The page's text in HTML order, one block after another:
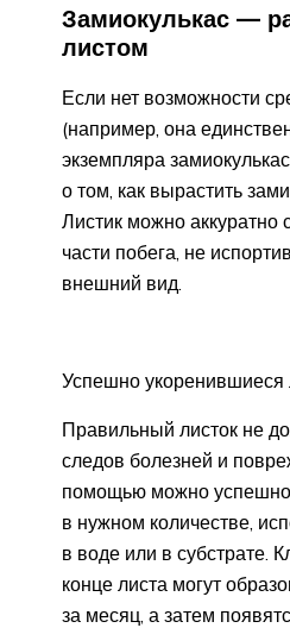
Замиокулькас —
листом
Если нет возможности
(например, она
экземпляра
о том, как вырастить
Листик можно аккуратно
части побега, не
внешний вид.
Успешно укоренившиеся
Правильный листок не
следов болезней и
помощью можно успешно
в нужном количестве,
в воде или в субстрате.
конце листа могут
за месяц, а затем